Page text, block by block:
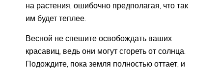
на растения, ошибочно предполагая, что так
им будет теплее.
Весной не спешите освобождать ваших
красавиц, ведь они могут сгореть от солнца.
Подождите, пока земля полностью оттает, и